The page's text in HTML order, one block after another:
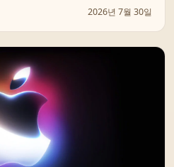
2026년 7월 30일